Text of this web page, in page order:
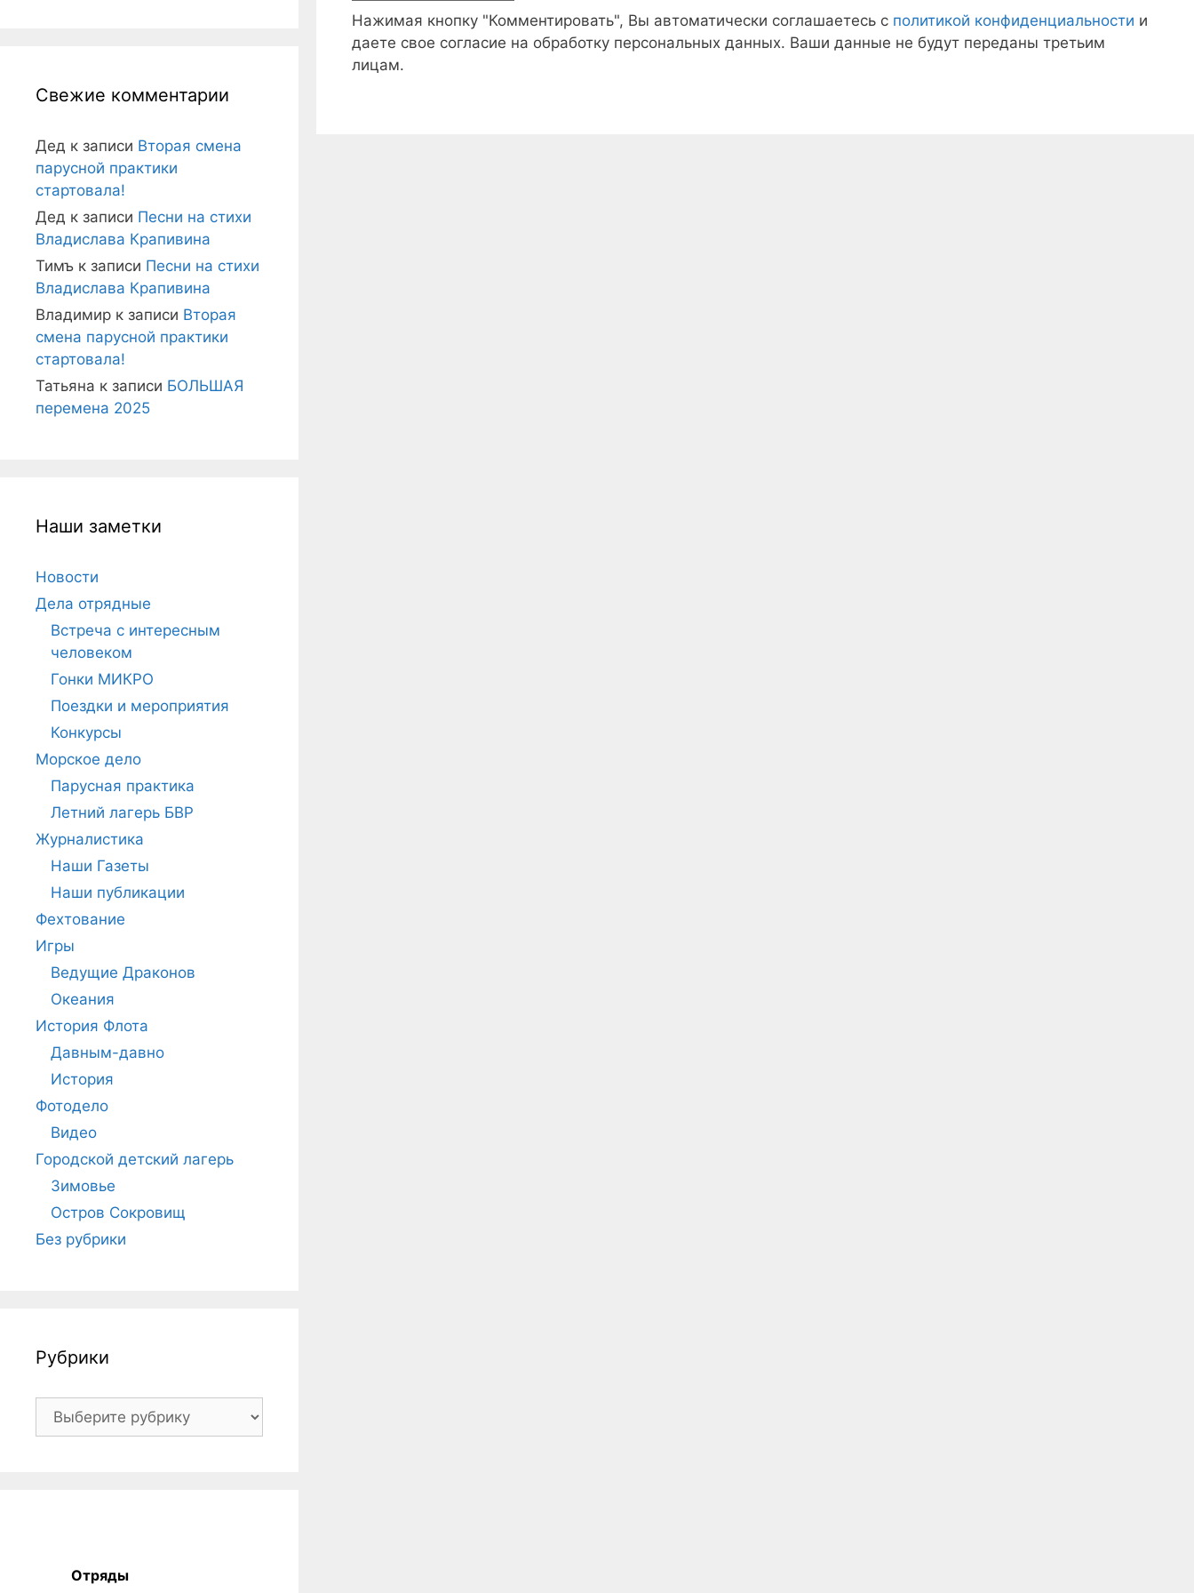
Нажимая кнопку "Комментировать", Вы автоматически соглашаетесь с политикой конфиденциальности и
даете свое согласие на обработку персональных данных. Ваши данные не будут переданы третьим
лицам.
Свежие комментарии
Дед к записи Вторая смена
парусной практики
стартовала!
Дед к записи Песни на стихи
Владислава Крапивина
Тимъ к записи Песни на стихи
Владислава Крапивина
Владимир к записи Вторая
смена парусной практики
стартовала!
Татьяна к записи БОЛЬШАЯ
перемена 2025
Наши заметки
Новости
Дела отрядные
Встреча с интересным
человеком
Гонки МИКРО
Поездки и мероприятия
Конкурсы
Морское дело
Парусная практика
Летний лагерь БВР
Журналистика
Наши Газеты
Наши публикации
Фехтование
Игры
Ведущие Драконов
Океания
История Флота
Давным-давно
История
Фотодело
Видео
Городской детский лагерь
Зимовье
Остров Сокровищ
Без рубрики
Рубрики
Рубрики
Отряды